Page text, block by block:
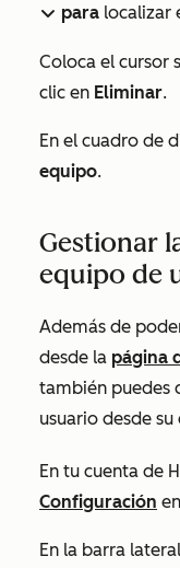
downIcon para localizar
Coloca el cursor
clic en Eliminar.
En el cuadro de
equipo.
Gestionar
equipo de
Además de
desde la página
también puedes
usuario desde
En tu cuenta de
Configuración
En la barra